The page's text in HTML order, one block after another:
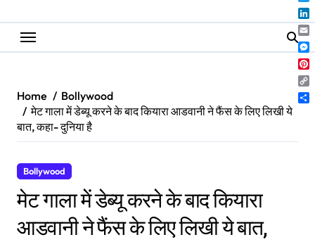
Home
Bollywood
मेट गाला में डेब्यू करने के बाद कियारा आडवानी ने फैंस के लिए लिखी ये
बात, कहा- दुनिया है
Bollywood
मेट गाला में डेब्यू करने के बाद कियारा
आडवानी ने फैंस के लिए लिखी ये बात,